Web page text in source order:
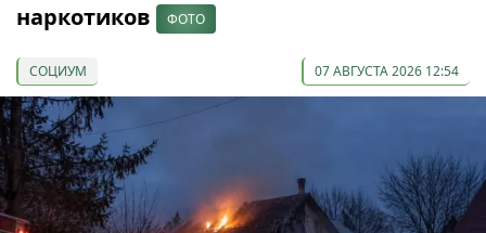
наркотиков
ФОТО
СОЦИУМ 07 АВГУСТА 2026 12:54